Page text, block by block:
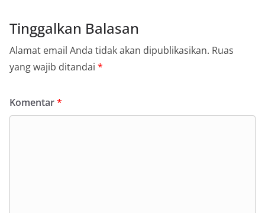
Tinggalkan Balasan
Alamat email Anda tidak akan dipublikasikan. Ruas
yang wajib ditandai *
Komentar*